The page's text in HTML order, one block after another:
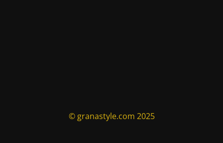
© granastyle.com 2025